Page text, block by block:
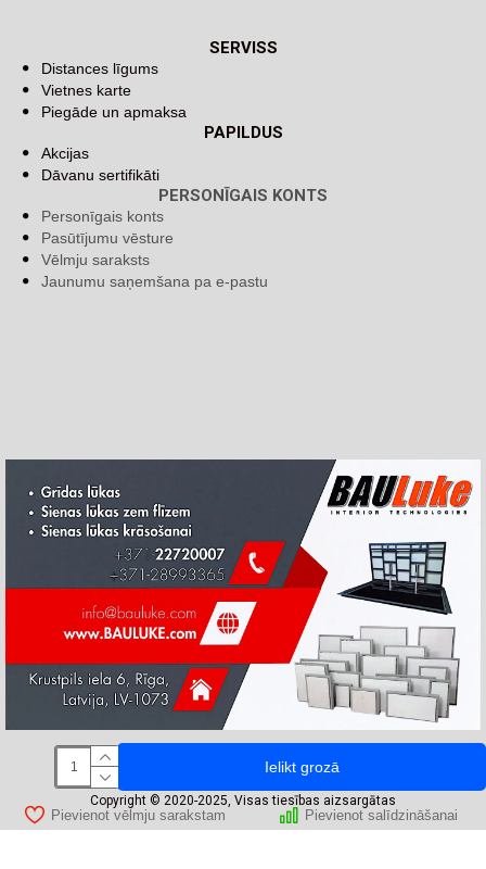
Ielikt grozā
Pievienot vēlmju sarakstam Pievienot salīdzināšanai
SERVISS
Distances līgums
Vietnes karte
Piegāde un apmaksa
PAPILDUS
Akcijas
Dāvanu sertifikāti
PERSONĪGAIS KONTS
Personīgais konts
Pasūtījumu vēsture
Vēlmju saraksts
Jaunumu saņemšana pa e-pastu
Copyright © 2020-2025, Visas tiesības aizsargātas